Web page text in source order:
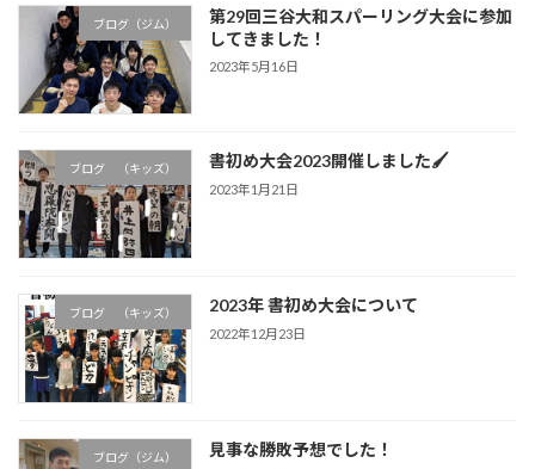
ブログ（ジム）
第29回三谷大和スパーリング大会に参加
してきました！
2023年5月16日
ブログ （キッズ） 書初め大会2023開催しました🖌
2023年1月21日
ブログ （キッズ） 2023年 書初め大会について
2022年12月23日
ブログ（ジム） 見事な勝敗予想でした！